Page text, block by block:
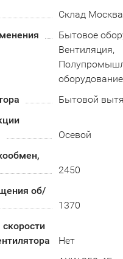
Склад Москва
Бытовое
Вентиляция,
оборудование
Бытовой
Осевой
2450
об/
1370
скорости
Нет